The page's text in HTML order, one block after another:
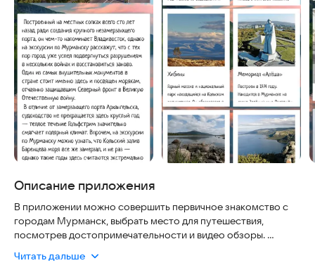
Описание приложения
В приложении можно совершить первичное знакомство с
городам Мурманск, выбрать место для путешествия,
посмотрев достопримечательности и видео обзоры.
бюро и отелях, предлагающих свои услуги в выбранном
Читать дальше